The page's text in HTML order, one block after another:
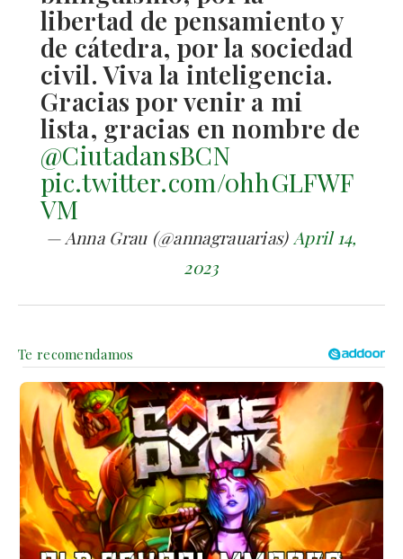
libertad de pensamiento y
de cátedra, por la sociedad
civil. Viva la inteligencia.
Gracias por venir a mi
lista, gracias en nombre de
@CiutadansBCN
pic.twitter.com/0hhGLFWF
VM
— Anna Grau (@annagrauarias)April 14,
2023